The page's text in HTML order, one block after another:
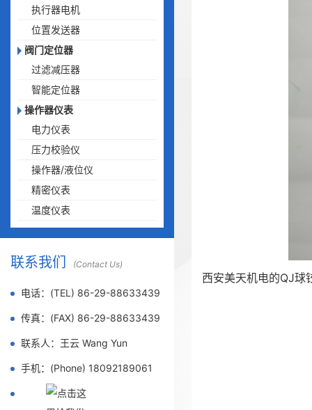
执行器电机
位置发送器
阀门定位器
过滤减压器
智能定位器
操作器仪表
电力仪表
压力校验仪
操作器/液位仪
精密仪表
温度仪表
联系我们 (Contact Us)
电话：(TEL) 86-29-88633439
传真：(FAX) 86-29-88633439
联系人：王云 Wang Yun
手机：(Phone) 18092189061
西安美天机电的QJ球